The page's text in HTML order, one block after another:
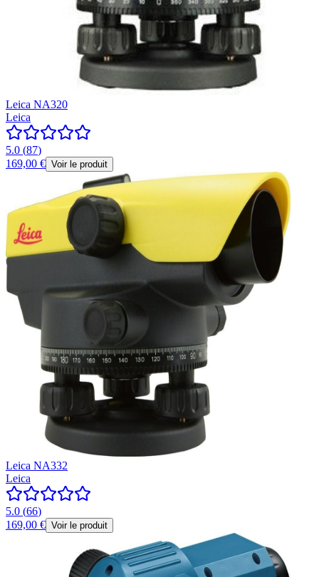
Leica NA320
Leica
5.0 (87)
169,00 € Voir le produit
Leica NA332
Leica
5.0 (66)
169,00 € Voir le produit